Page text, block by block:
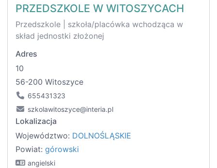
PRZEDSZKOLE W WITOSZYCACH
Przedszkole | szkoła/placówka wchodząca w
skład jednostki złożonej
Adres
10
56-200 Witoszyce
655431323
szkolawitoszyce@interia.pl
Lokalizacja
Województwo: DOLNOŚLĄSKIE
Powiat: górowski
angielski